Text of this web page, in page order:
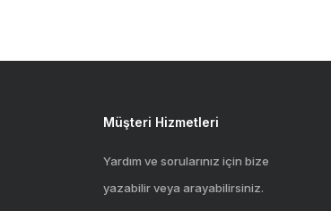
Müşteri Hizmetleri
Yardım ve sorularınız için bize
yazabilir veya arayabilirsiniz.